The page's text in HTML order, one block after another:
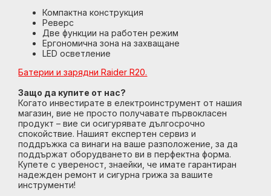
Компактна конструкция
Реверс
Две функции на работен режим
Ергономична зона на захващане
LED осветление
Батерии и зарядни Raider R20.
Защо да купите от нас?
Когато инвестирате в електроинструмент от нашия
магазин, вие не просто получавате първокласен
продукт – вие си осигурявате дългосрочно
спокойствие. Нашият експертен сервиз и
поддръжка са винаги на ваше разположение, за да
поддържат оборудването ви в перфектна форма.
Купете с увереност, знаейки, че имате гарантиран
надежден ремонт и сигурна грижа за вашите
инструменти!